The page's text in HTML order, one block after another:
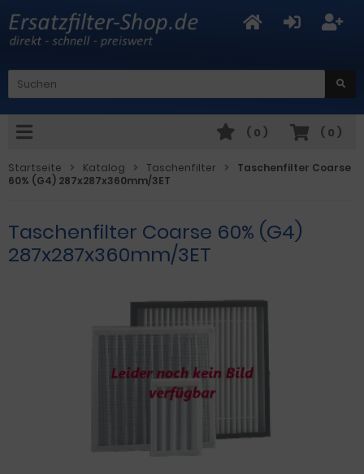
( 0 )
( 0 )
Startseite Katalog Taschenfilter
Taschenfilter Coarse
60% (G4) 287x287x360mm/3ET
Taschenfilter Coarse 60% (G4)
287x287x360mm/3ET